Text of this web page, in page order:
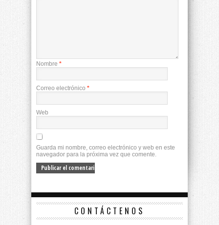
Nombre *
Correo electrónico *
Web
Guarda mi nombre, correo electrónico y web en este
navegador para la próxima vez que comente.
CONTÁCTENOS